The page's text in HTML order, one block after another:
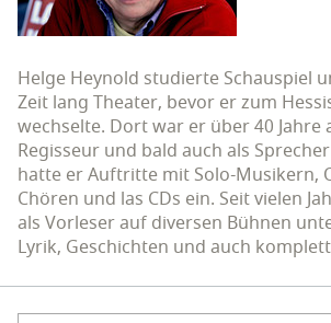
Helge Heynold studierte Schauspiel
Zeit lang Theater, bevor er zum
wechselte. Dort war er über 40 Jahre
Regisseur und bald auch als
hatte er Auftritte mit Solo-Musikern,
Chören und las CDs ein. Seit vielen
als Vorleser auf diversen Bühnen
Lyrik, Geschichten und auch